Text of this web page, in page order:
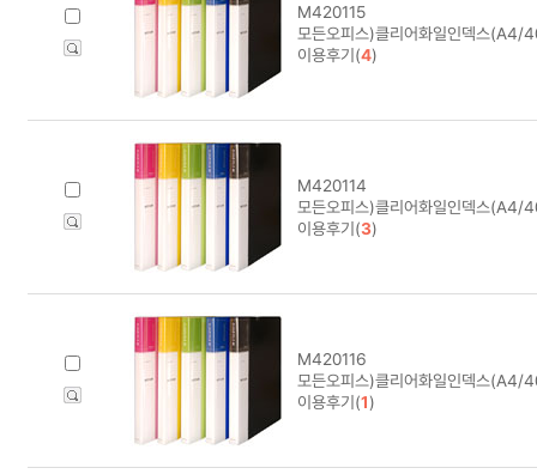
M420115
모든오피스)클리어화일인덱스(A4/
이용후기(4)
M420114
모든오피스)클리어화일인덱스
이용후기(3)
M420116
모든오피스)클리어화일인덱스(A4/
이용후기(1)